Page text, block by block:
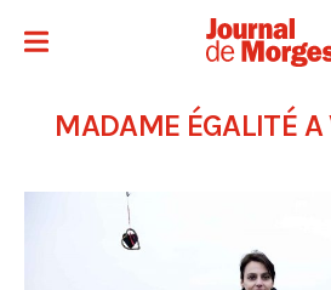
MADAME ÉGALITÉ A